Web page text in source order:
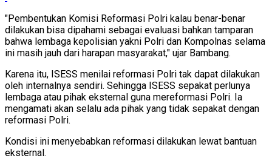
"Pembentukan Komisi Reformasi Polri kalau benar-benar
dilakukan bisa dipahami sebagai evaluasi bahkan tamparan
bahwa lembaga kepolisian yakni Polri dan Kompolnas selama
ini masih jauh dari harapan masyarakat," ujar Bambang.
Karena itu, ISESS menilai reformasi Polri tak dapat dilakukan
oleh internalnya sendiri. Sehingga ISESS sepakat perlunya
lembaga atau pihak eksternal guna mereformasi Polri. Ia
mengamati akan selalu ada pihak yang tidak sepakat dengan
reformasi Polri.
Kondisi ini menyebabkan reformasi dilakukan lewat bantuan
eksternal.